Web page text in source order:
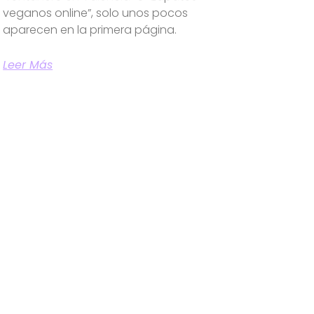
veganos online”, solo unos pocos
aparecen en la primera página.
Leer Más